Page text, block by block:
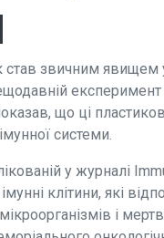
став звичним явищем
що ці
системи.
у журналі
клітини, які
і